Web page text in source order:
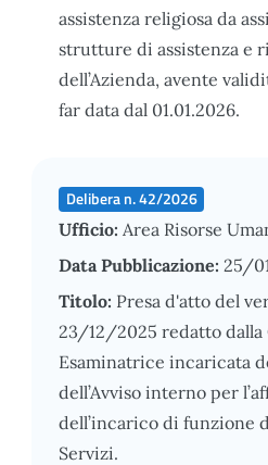
assistenza religiosa da
strutture di assistenza e
dell’Azienda, avente
far data dal 01.01.2026.
Delibera n. 42/2026
Ufficio: Area Risorse
Data Pubblicazione: 25/
Titolo: Presa d'atto del
23/12/2025 redatto dalla
Esaminatrice incaricata
dell’Avviso interno per
dell’incarico di funzione
Servizi.